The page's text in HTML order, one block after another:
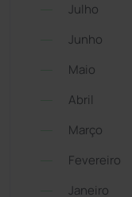
Julho
Junho
Maio
Abril
Março
Fevereiro
Janeiro